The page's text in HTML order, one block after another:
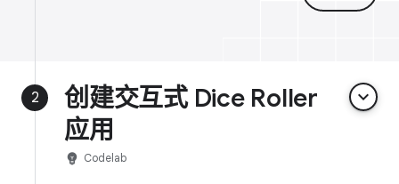
2
创建交互式 Dice Roller
应用
keyboard_arrow_down
emoji_objects Codelab